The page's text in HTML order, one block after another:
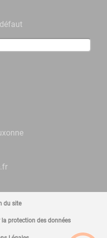
du site
la protection des données